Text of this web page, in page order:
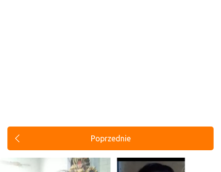
Poprzednie